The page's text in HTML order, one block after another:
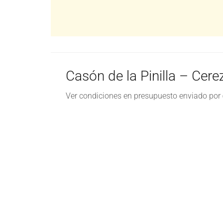
Casón de la Pinilla –
Ver condiciones en presupuesto enviado por